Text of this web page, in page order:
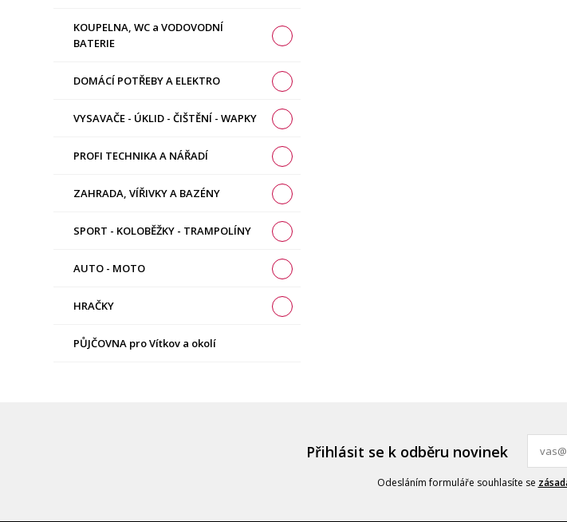
KOUPELNA, WC a VODOVODNÍ
BATERIE
DOMÁCÍ POTŘEBY A ELEKTRO
VYSAVAČE - ÚKLID - ČIŠTĚNÍ - WAPKY
PROFI TECHNIKA A NÁŘADÍ
ZAHRADA, VÍŘIVKY A BAZÉNY
SPORT - KOLOBĚŽKY - TRAMPOLÍNY
AUTO - MOTO
HRAČKY
PŮJČOVNA pro Vítkov a okolí
Přihlásit se k odběru novinek
Odesláním formuláře souhlasíte se